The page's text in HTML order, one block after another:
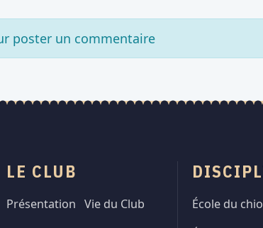
poster un commentaire
LE CLUB
Présentation
Vie du Club
École du